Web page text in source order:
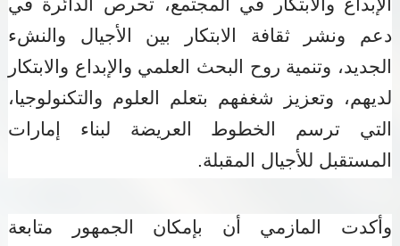
دعم ونشر ثقافة الابتكار بين الأجيال والنشء
الجديد، وتنمية روح البحث العلمي والإبداع والابتكار
لديهم، وتعزيز شغفهم بتعلم العلوم والتكنولوجيا،
التي ترسم الخطوط العريضة لبناء إمارات
المستقبل للأجيال المقبلة.
وأكدت المازمي أن بإمكان الجمهور متابعة